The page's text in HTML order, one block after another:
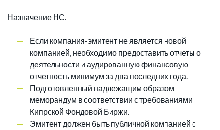
Назначение НС.
Если компания-эмитент не является новой
компанией, необходимо предоставить отчеты о
деятельности и аудированную финансовую
отчетность минимум за два последних года.
Подготовленный надлежащим образом
меморандум в соответствии с требованиями
Кипрской Фондовой Биржи.
Эмитент должен быть публичной компанией с